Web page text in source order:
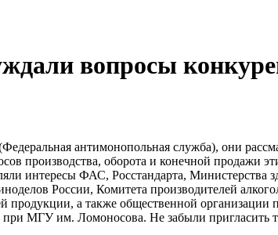
вопросы
антимонопольная служба), они
производства, оборота и конечной продажи
интересы ФАС, Росстандарта, Министерства
России, Комитета производителей
а также общественной организации
МГУ им. Ломоносова. Не забыли пригласить